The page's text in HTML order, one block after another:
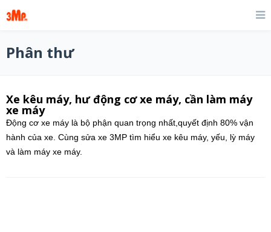
Phân thư
Xe kêu máy, hư động cơ xe máy, cần làm máy
xe máy
Động cơ xe máy là bộ phận quan trọng nhất,quyết định 80% vận
hành của xe. Cùng sửa xe 3MP tìm hiểu xe kêu máy, yếu, lỳ máy
và làm máy xe máy.